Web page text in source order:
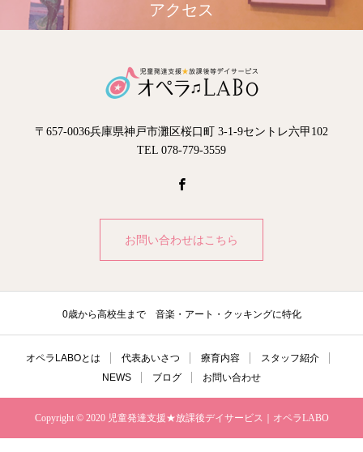
アクセス
〒657-0036兵庫県神戸市灘区桜口町 3-1-9セントレ六甲102
TEL 078-779-3559
お問い合わせはこちら
0歳から高校生まで 音楽・アート・クッキングに特化
オペラLABOとは 代表あいさつ 療育内容
スタッフ紹介
NEWS
ブログ お問い合わせ
Copyright © 2020 児童発達支援★放課後デイサービス｜オペラLABO